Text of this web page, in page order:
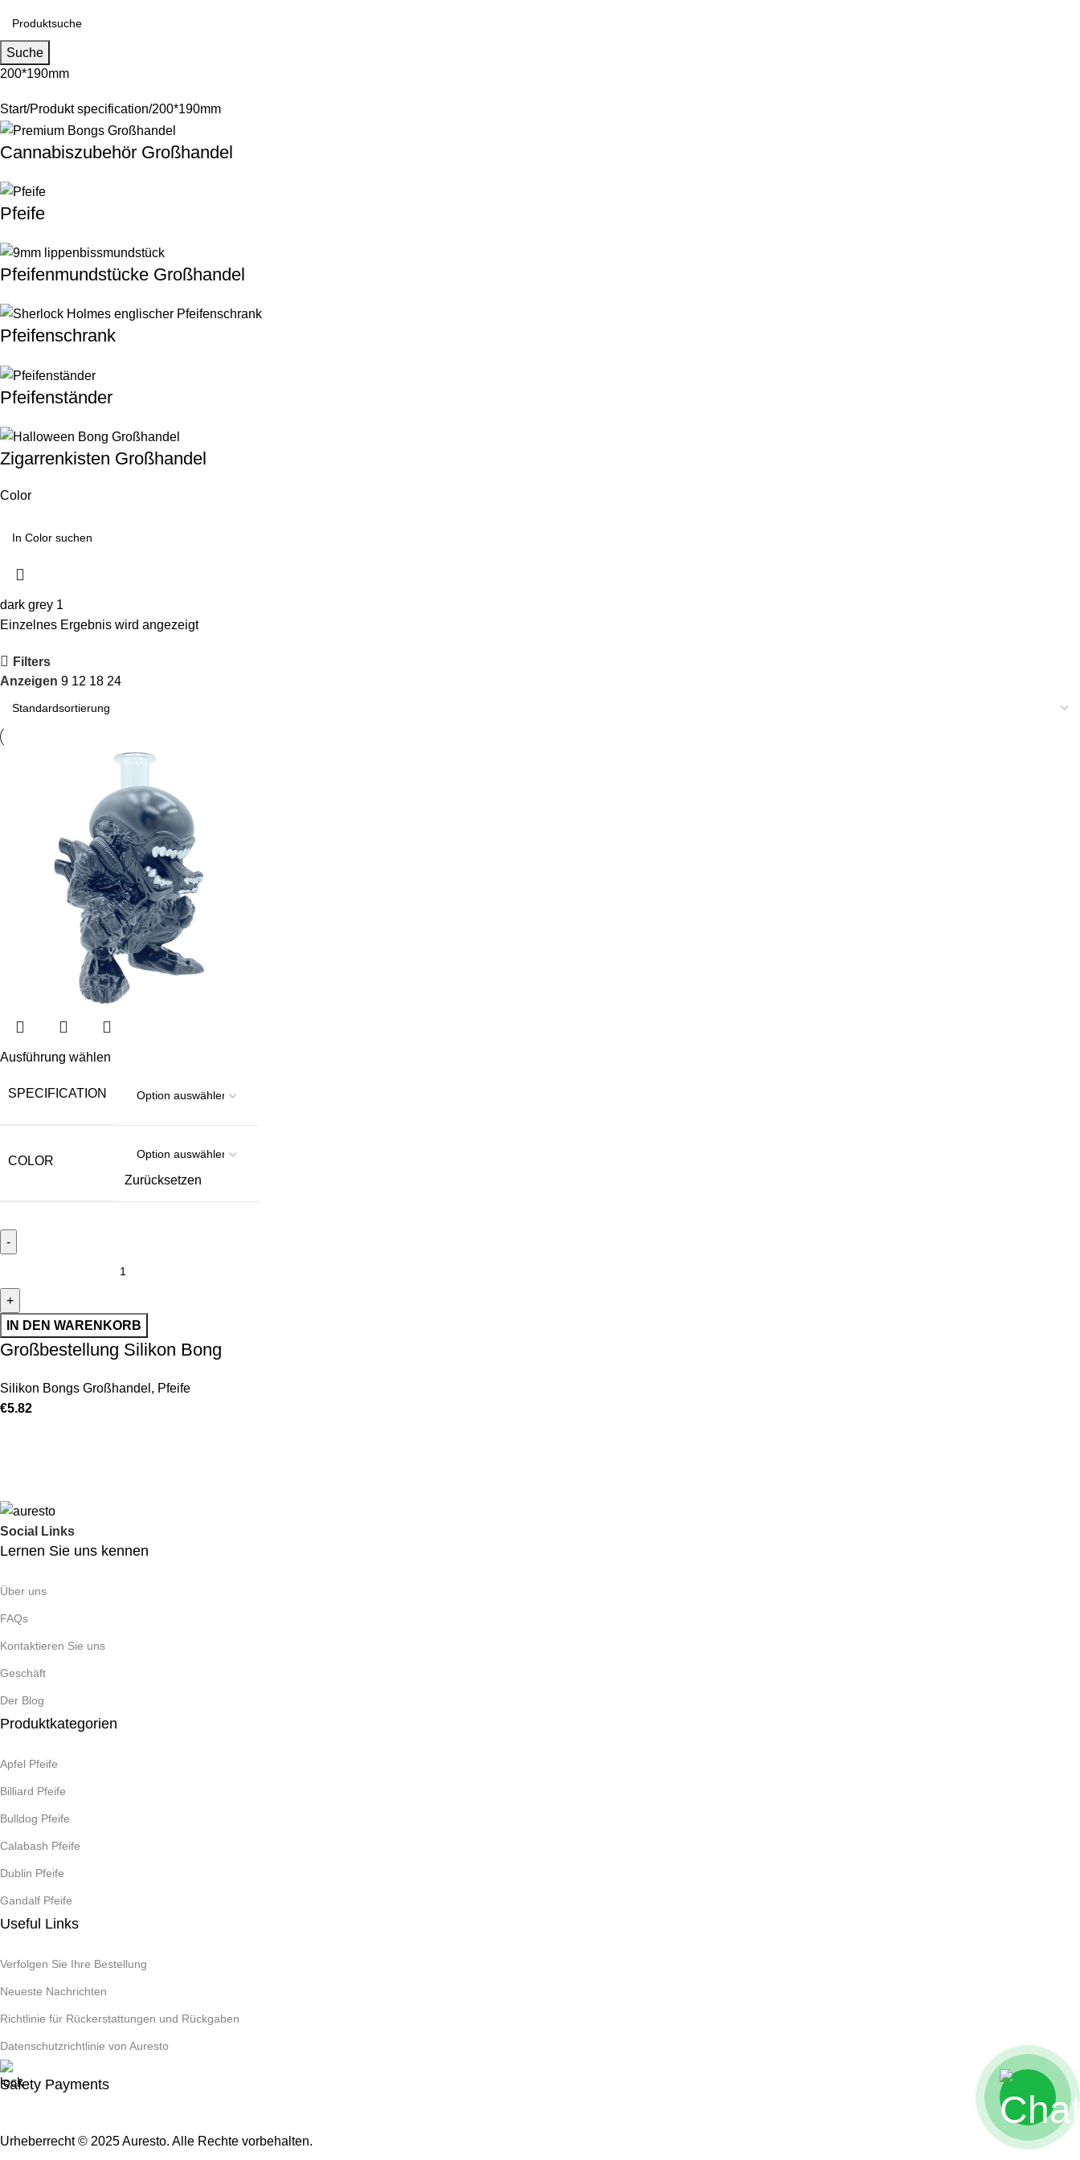
Suche
200*190mm
Start Produkt specification 200*190mm
Cannabiszubehör Großhandel
Pfeife
Pfeifenmundstücke Großhandel
Pfeifenschrank
Pfeifenständer
Zigarrenkisten Großhandel
Color
dark grey 1
Einzelnes Ergebnis wird angezeigt
Filters
Anzeigen 9 12 18 24
Ausführung wählen
SPECIFICATION
COLOR
Zurücksetzen
IN DEN WARENKORB
Großbestellung Silikon Bong
Silikon Bongs Großhandel , Pfeife
€5.82
Social Links
Lernen Sie uns kennen
Über uns
FAQs
Kontaktieren Sie uns
Geschäft
Der Blog
Produktkategorien
Apfel Pfeife
Billiard Pfeife
Bulldog Pfeife
Calabash Pfeife
Dublin Pfeife
Gandalf Pfeife
Useful Links
Verfolgen Sie Ihre Bestellung
Neueste Nachrichten
Richtlinie für Rückerstattungen und Rückgaben
Datenschutzrichtlinie von Auresto
Safety Payments
Urheberrecht © 2025 Auresto. Alle Rechte vorbehalten.